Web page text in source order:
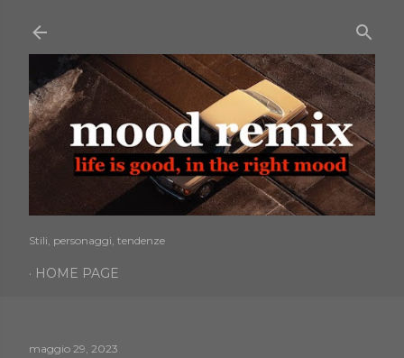
Stili, personaggi, tendenze
HOME PAGE
maggio 29, 2023